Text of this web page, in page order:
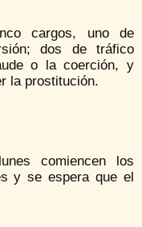
cargos, uno de
dos de tráfico
o la coerción, y
la prostitución.
comiencen los
y se espera que el